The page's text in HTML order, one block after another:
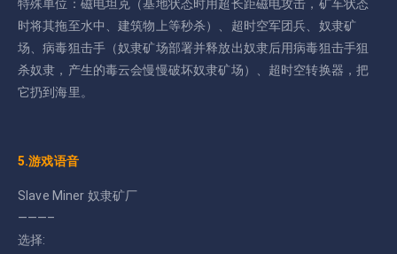
特殊单位：磁电坦克（基地状态时用超长距磁电攻击，矿车状态
时将其拖至水中、建筑物上等秒杀）、超时空军团兵、奴隶矿
场、病毒狙击手（奴隶矿场部署并释放出奴隶后用病毒狙击手狙
杀奴隶，产生的毒云会慢慢破坏奴隶矿场）、超时空转换器，把
它扔到海里。
5.游戏语音
Slave Miner 奴隶矿厂
———–
选择: